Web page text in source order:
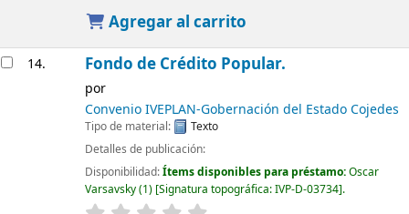
Agregar al carrito
14. Fondo de Crédito Popular.
por
Convenio IVEPLAN-Gobernación del Estado Cojedes
Tipo de material:
Texto
Detalles de publicación:
Disponibilidad:Ítems disponibles para préstamo:Oscar
Varsavsky(1) Signatura topográfica:IVP-D-03734 .